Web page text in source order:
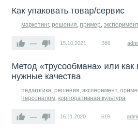
Как упаковать товар/сервис
маркетинг,решения, пример,
— 15.10.2021 386
Метод «трусообмана» или как
нужные качества
педагогика,решения,эксперимент,
персоналом,корпоративная культура
— 16.11.2020 619